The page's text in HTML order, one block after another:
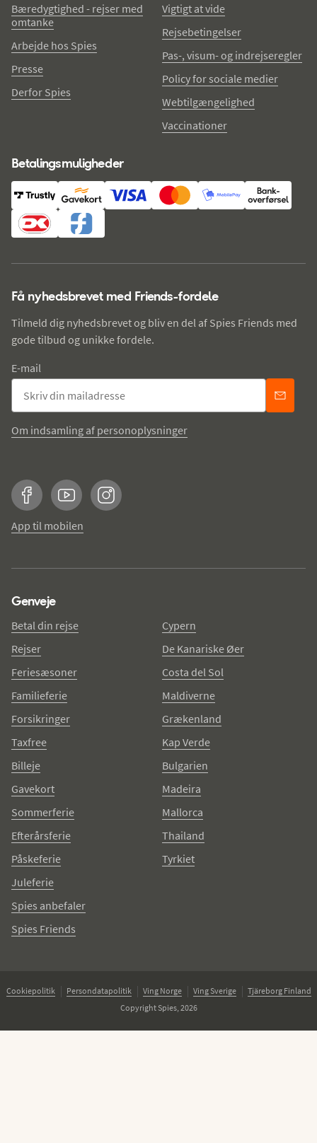
Bæredygtighed - rejser med
omtanke
Arbejde hos Spies
Presse
Derfor Spies
Vigtigt at vide
Rejsebetingelser
Pas-, visum- og indrejseregler
Policy for sociale medier
Webtilgængelighed
Vaccinationer
Betalingsmuligheder
Få nyhedsbrevet med Friends-fordele
Tilmeld dig nyhedsbrevet og bliv en del af Spies Friends med
gode tilbud og unikke fordele.
E-mail
Om indsamling af personoplysninger
FacebookYouTubeInstagram
App til mobilen
Genveje
Betal din rejse
Rejser
Feriesæsoner
Familieferie
Forsikringer
Taxfree
Billeje
Gavekort
Sommerferie
Efterårsferie
Påskeferie
Juleferie
Spies anbefaler
Spies Friends
Cypern
De Kanariske Øer
Costa del Sol
Maldiverne
Grækenland
Kap Verde
Bulgarien
Madeira
Mallorca
Thailand
Tyrkiet
Cookiepolitik Persondatapolitik Ving Norge Ving Sverige
Tjäreborg Finland
Copyright Spies, 2026